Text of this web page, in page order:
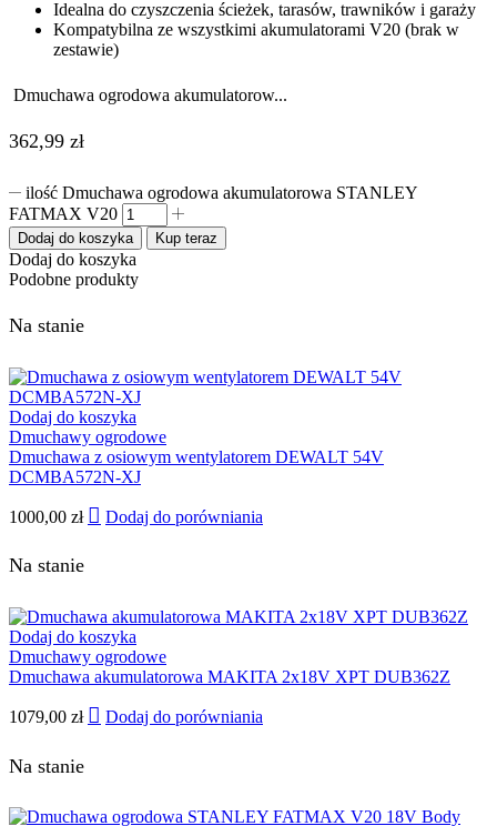
Idealna do czyszczenia ścieżek, tarasów, trawników i garaży
Kompatybilna ze wszystkimi akumulatorami V20 (brak w
zestawie)
Dmuchawa ogrodowa akumulatorow...
362,99 zł
ilość Dmuchawa ogrodowa akumulatorowa STANLEY
FATMAX V20
Dodaj do koszyka Kup teraz
Dodaj do koszyka
Podobne produkty
Na stanie
Dodaj do koszyka
Dmuchawy ogrodowe
Dmuchawa z osiowym wentylatorem DEWALT 54V
DCMBA572N-XJ
1000,00 zł Dodaj do porówniania
Na stanie
Dodaj do koszyka
Dmuchawy ogrodowe
Dmuchawa akumulatorowa MAKITA 2x18V XPT DUB362Z
1079,00 zł Dodaj do porówniania
Na stanie